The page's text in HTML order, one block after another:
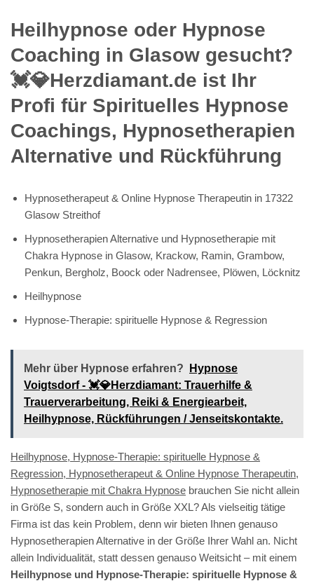
Heilhypnose oder Hypnose
Coaching in Glasow gesucht?
💓️💎Herzdiamant.de ist Ihr
Profi für Spirituelles Hypnose
Coachings, Hypnosetherapien
Alternative und Rückführung
Hypnosetherapeut & Online Hypnose Therapeutin in 17322
Glasow Streithof
Hypnosetherapien Alternative und Hypnosetherapie mit
Chakra Hypnose in Glasow, Krackow, Ramin, Grambow,
Penkun, Bergholz, Boock oder Nadrensee, Plöwen, Löcknitz
Heilhypnose
Hypnose-Therapie: spirituelle Hypnose & Regression
Mehr über Hypnose erfahren?
Hypnose
Voigtsdorf - 💓️💎Herzdiamant: Trauerhilfe &
Trauerverarbeitung, Reiki & Energiearbeit,
Heilhypnose, Rückführungen / Jenseitskontakte.
Heilhypnose, Hypnose-Therapie: spirituelle Hypnose &
Regression, Hypnosetherapeut & Online Hypnose Therapeutin,
Hypnosetherapie mit Chakra Hypnose brauchen Sie nicht allein
in Größe S, sondern auch in Größe XXL? Als vielseitig tätige
Firma ist das kein Problem, denn wir bieten Ihnen genauso
Hypnosetherapien Alternative in der Größe Ihrer Wahl an. Nicht
allein Individualität, statt dessen genauso Weitsicht – mit einem
Heilhypnose und Hypnose-Therapie: spirituelle Hypnose &